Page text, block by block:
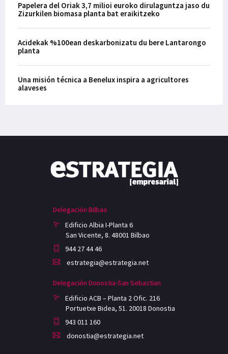
Papelera del Oriak 3,7 milioi euroko dirulaguntza jaso du
Zizurkilen biomasa planta bat eraikitzeko
Acidekak %100ean deskarbonizatu du bere Lantarongo
planta
Una misión técnica a Benelux inspira a agricultores
alaveses
Delegación Bilbao
Edificio Albia I-Planta 6
San Vicente, 8. 48001 Bilbao
944 27 44 46
estrategia@estrategia.net
Delegación Donostia-San Sebastian
Edificio ACB – Planta 2 Ofic. 216
Portuetxe Bidea, 51. 20018 Donostia
943 011 160
donostia@estrategia.net